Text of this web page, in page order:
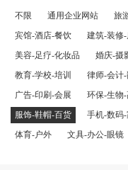
不限 通用企业网站 旅
宾馆-酒店-餐饮
建筑-装修
美容-足疗-化妆品
婚庆-摄
教育-学校-培训
律师-会计
广告-印刷-会展
环保-生物
服饰-鞋帽-百货
手机-数码
体育-户外
文具-办公-眼镜